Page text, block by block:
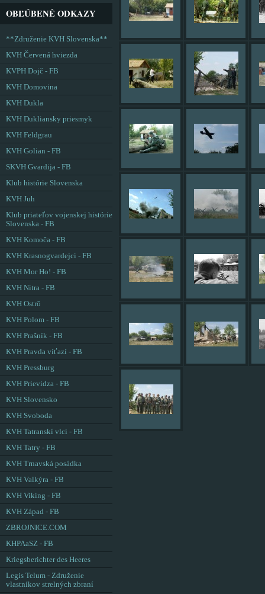
OBĽÚBENÉ ODKAZY
**Združenie KVH Slovenska**
KVH Červená hviezda
KVPH Dojč - FB
KVH Domovina
KVH Dukla
KVH Dukliansky priesmyk
KVH Feldgrau
KVH Golian - FB
SKVH Gvardija - FB
Klub histórie Slovenska
KVH Juh
Klub priateľov vojenskej histórie
Slovenska - FB
KVH Komoča - FB
KVH Krasnogvardejci - FB
KVH Mor Ho! - FB
KVH Nitra - FB
KVH Ostrô
KVH Polom - FB
KVH Prašník - FB
KVH Pravda víťazí - FB
KVH Pressburg
KVH Prievidza - FB
KVH Slovensko
KVH Svoboda
KVH Tatranskí vlci - FB
KVH Tatry - FB
KVH Trnavská posádka
KVH Valkýra - FB
KVH Viking - FB
KVH Západ - FB
ZBROJNICE.COM
KHPAaSZ - FB
Kriegsberichter des Heeres
Legis Telum - Združenie
vlastníkov strelných zbraní